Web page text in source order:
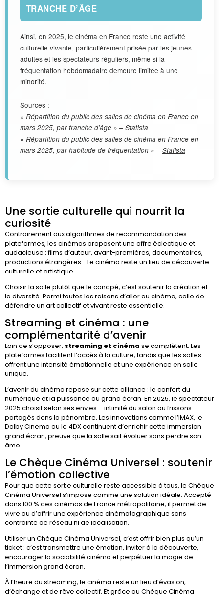
TRANCHE D’ÂGE
Ainsi, en 2025, le cinéma en France reste une activité
culturelle vivante, particulièrement prisée par les jeunes
adultes et les spectateurs réguliers, même si la
fréquentation hebdomadaire demeure limitée à une
minorité.
Sources :
« Répartition du public des salles de cinéma en France en
mars 2025, par tranche d’âge » – Statista
« Répartition du public des salles de cinéma en France en
mars 2025, par habitude de fréquentation » – Statista
Une sortie culturelle qui nourrit la
curiosité
Contrairement aux algorithmes de recommandation des
plateformes, les cinémas proposent une offre éclectique et
audacieuse : films d’auteur, avant-premières, documentaires,
productions étrangères… Le cinéma reste un lieu de découverte
culturelle et artistique.
Choisir la salle plutôt que le canapé, c’est soutenir la création et
la diversité. Parmi toutes les raisons d’aller au cinéma, celle de
défendre un art collectif et vivant reste essentielle.
Streaming et cinéma : une
complémentarité d’avenir
Loin de s’opposer, streaming et cinéma se complètent. Les
plateformes facilitent l’accès à la culture, tandis que les salles
offrent une intensité émotionnelle et une expérience en salle
unique.
L’avenir du cinéma repose sur cette alliance : le confort du
numérique et la puissance du grand écran. En 2025, le spectateur
2025 choisit selon ses envies – intimité du salon ou frissons
partagés dans la pénombre. Les innovations comme l’IMAX, le
Dolby Cinema ou la 4DX continuent d’enrichir cette immersion
grand écran, preuve que la salle sait évoluer sans perdre son
âme.
Le Chèque Cinéma Universel : soutenir
l’émotion collective
Pour que cette sortie culturelle reste accessible à tous, le Chèque
Cinéma Universel s’impose comme une solution idéale. Accepté
dans 100 % des cinémas de France métropolitaine, il permet de
vivre ou d’offrir une expérience cinématographique sans
contrainte de réseau ni de localisation.
Utiliser un Chèque Cinéma Universel, c’est offrir bien plus qu’un
ticket : c’est transmettre une émotion, inviter à la découverte,
encourager la sociabilité cinéma et perpétuer la magie de
l’immersion grand écran.
À l’heure du streaming, le cinéma reste un lieu d’évasion,
d’échange et de rêve collectif. Et grâce au Chèque Cinéma